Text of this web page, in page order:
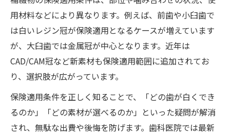
用材料などにより異なります。例えば、前歯や小臼歯で
は白いレジン冠が保険適用となるケースが増えています
が、大臼歯では金属冠が中心となります。近年は
CAD/CAM冠など新素材も保険適用範囲に追加されてお
り、選択肢が広がっています。
保険適用条件を正しく知ることで、「どの歯が白くでき
るのか」「どの素材が選べるのか」といった疑問が解消
され、無駄な出費や後悔を防げます。歯科医院では最新